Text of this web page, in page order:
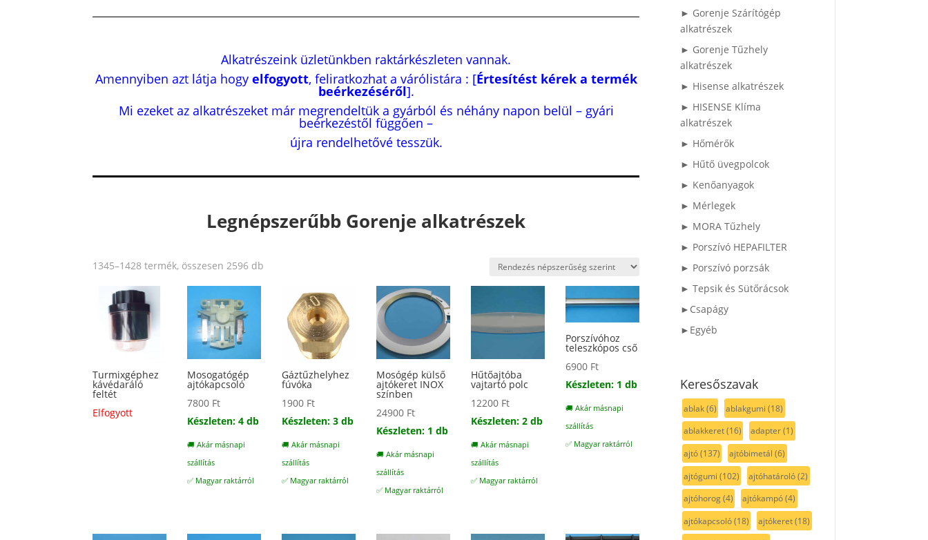
Alkatrészeink üzletünkben raktárkészleten vannak.
Amennyiben azt látja hogy elfogyott, feliratkozhat a várólistára : [Értesítést kérek a termék
beérkezéséről].
Mi ezeket az alkatrészeket már megrendeltük a gyárból és néhány napon belül – gyári
beérkezéstől függően –
újra rendelhetővé tesszük.
Legnépszerűbb Gorenje alkatrészek
1345–1428 termék, összesen 2596 db
popularity
Turmixgéphez
kávédaráló
feltét
Elfogyott
Mosogatógép
ajtókapcsoló
7800 Ft
Készleten: 4 db
🚚 Akár másnapi
szállítás
✅ Magyar raktárról
Gáztűzhelyhez
fúvóka
1900 Ft
Készleten: 3 db
🚚 Akár másnapi
szállítás
✅ Magyar raktárról
Mosógép külső
ajtókeret INOX
színben
24900 Ft
Készleten: 1 db
🚚 Akár másnapi
szállítás
✅ Magyar raktárról
Hűtőajtóba
vajtartó polc
12200 Ft
Készleten: 2 db
🚚 Akár másnapi
szállítás
✅ Magyar raktárról
Porszívóhoz
teleszkópos cső
6900 Ft
Készleten: 1 db
🚚 Akár másnapi
szállítás
✅ Magyar raktárról
► Gorenje Szárítógép
alkatrészek
► Gorenje Tűzhely
alkatrészek
► Hisense alkatrészek
► HISENSE Klíma
alkatrészek
► Hőmérők
► Hűtő üvegpolcok
► Kenőanyagok
► Mérlegek
► MORA Tűzhely
► Porszívó HEPAFILTER
► Porszívó porzsák
► Tepsik és Sütőrácsok
►Csapágy
►Egyéb
Keresőszavak
ablak(6) ablakgumi (18)
ablakkeret(16) adapter(1)
ajtó(137) ajtóbimetál (6)
ajtógumi (102) ajtóhatároló(2)
ajtóhorog(4) ajtókampó(4)
ajtókapcsoló(18) ajtókeret(18)